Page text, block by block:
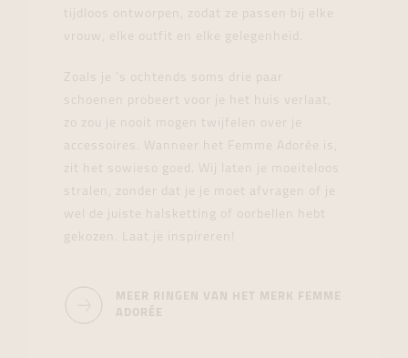
tijdloos ontworpen, zodat ze passen bij elke
vrouw, elke outfit en elke gelegenheid.
Zoals je ’s ochtends soms drie paar
schoenen probeert voor je het huis verlaat,
zo zou je nooit mogen twijfelen over je
accessoires. Wanneer het Femme Adorée is,
zit het sowieso goed. Wij laten je moeiteloos
stralen, zonder dat je je moet afvragen of je
wel de juiste halsketting of oorbellen hebt
gekozen. Laat je inspireren!
MEER RINGEN VAN HET MERK FEMME
ADORÉE